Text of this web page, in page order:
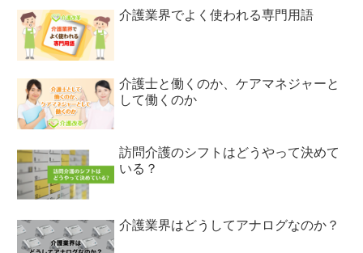
介護業界でよく使われる専門用語
介護士と働くのか、ケアマネジャーと
して働くのか
訪問介護のシフトはどうやって決めて
いる？
介護業界はどうしてアナログなのか？